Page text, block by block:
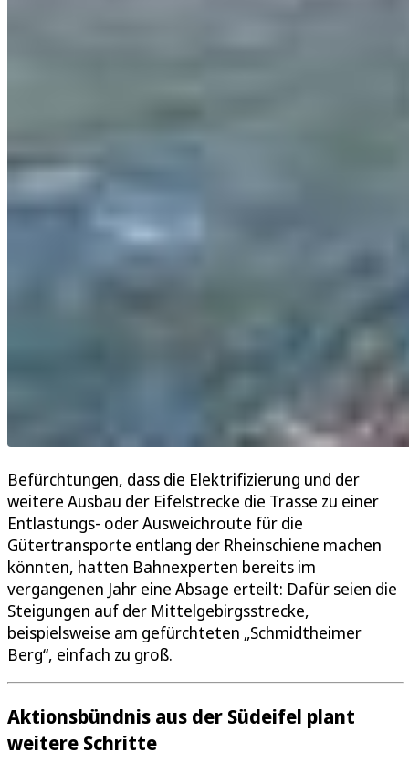
Befürchtungen, dass die Elektrifizierung und der
weitere Ausbau der Eifelstrecke die Trasse zu einer
Entlastungs- oder Ausweichroute für die
Gütertransporte entlang der Rheinschiene machen
könnten, hatten Bahnexperten bereits im
vergangenen Jahr eine Absage erteilt: Dafür seien die
Steigungen auf der Mittelgebirgsstrecke,
beispielsweise am gefürchteten „Schmidtheimer
Berg“, einfach zu groß.
Aktionsbündnis aus der Südeifel plant
weitere Schritte